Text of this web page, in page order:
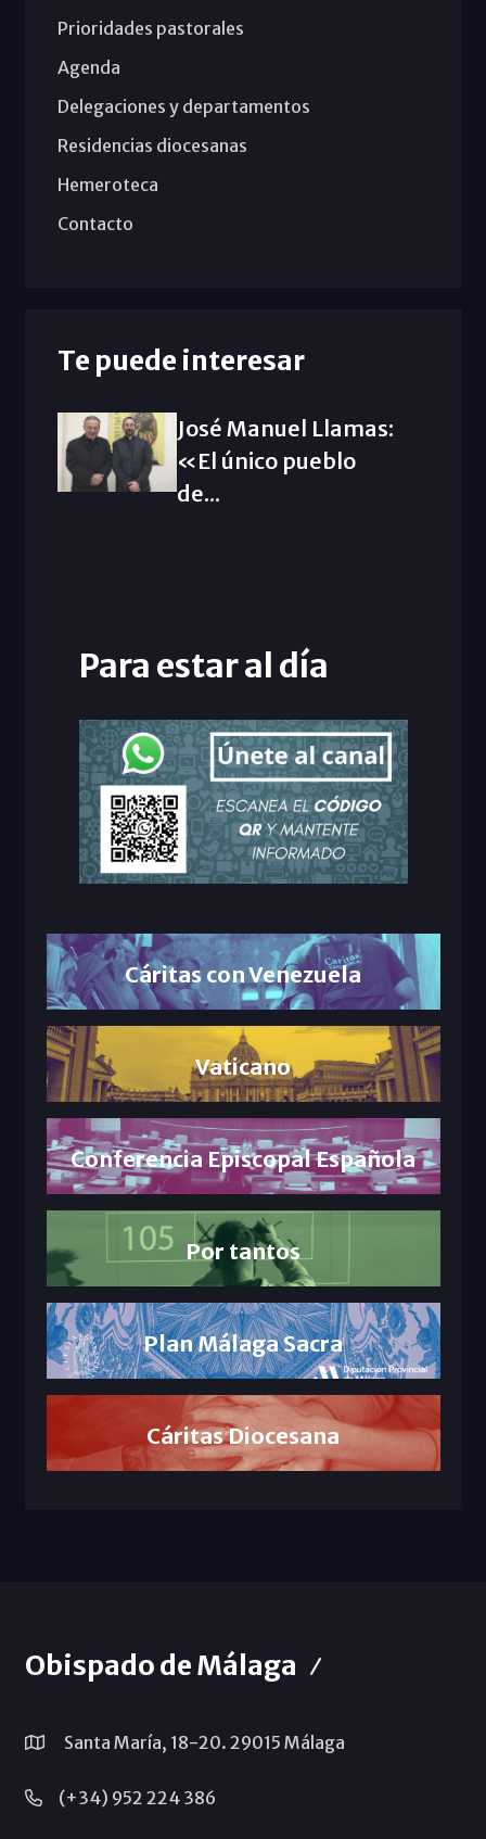
Prioridades pastorales
Agenda
Delegaciones y departamentos
Residencias diocesanas
Hemeroteca
Contacto
Te puede interesar
José Manuel Llamas:
«El único pueblo
de...
Para estar al día
Cáritas con Venezuela
Vaticano
Conferencia Episcopal Española
Por tantos
Plan Málaga Sacra
Cáritas Diocesana
Obispado de Málaga
Santa María, 18-20. 29015 Málaga
(+34) 952 224 386